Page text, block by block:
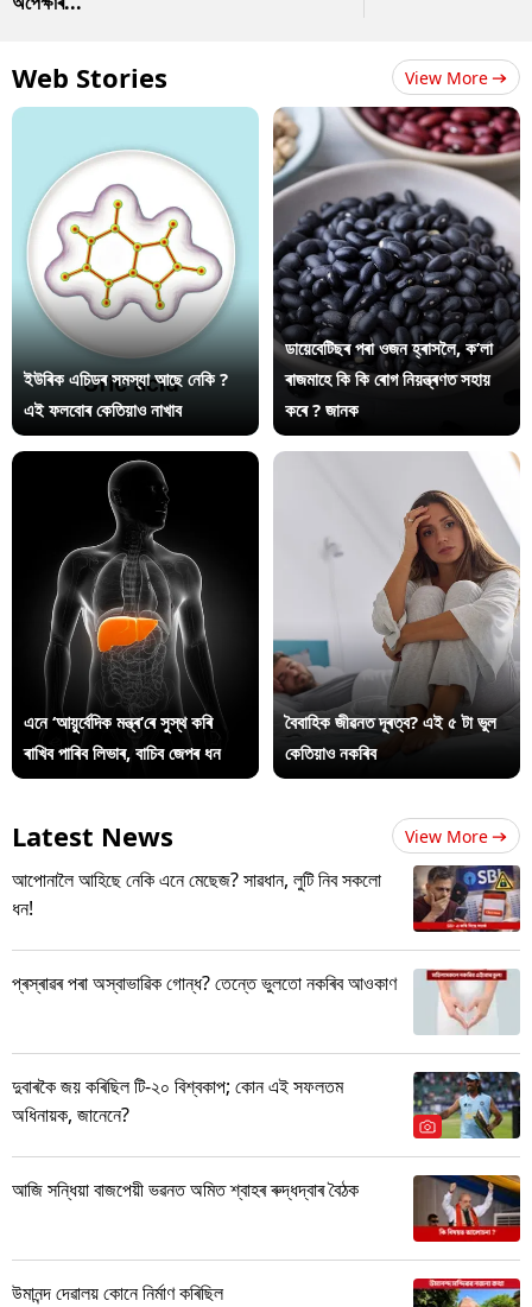
Web Stories View More
ইউৰিক এচিডৰ সমস্যা আছে নেকি ?
এই ফলবোৰ কেতিয়াও নাখাব
ডায়েবেটিছৰ পৰা ওজন হ্ৰাসলৈ, ক’লা
ৰাজমাহে কি কি ৰোগ নিয়ন্ত্ৰণত সহায়
কৰে ? জানক
এনে ‘আয়ুৰ্বেদিক মন্ত্ৰ’ৰে সুস্থ কৰি
ৰাখিব পাৰিব লিভাৰ, বাচিব জেপৰ ধন
বৈবাহিক জীৱনত দূৰত্ব? এই ৫ টা ভুল
কেতিয়াও নকৰিব
Latest News View More
আপোনালৈ আহিছে নেকি এনে মেছেজ? সাৱধান, লুটি নিব সকলো
ধন!
প্ৰস্ৰাৱৰ পৰা অস্বাভাৱিক গোন্ধ? তেন্তে ভুলতো নকৰিব আওকাণ
দুবাৰকৈ জয় কৰিছিল টি-২০ বিশ্বকাপ; কোন এই সফলতম
অধিনায়ক, জানেনে?
আজি সন্ধিয়া বাজপেয়ী ভৱনত অমিত শ্বাহৰ ৰুদ্ধদ্বাৰ বৈঠক
উমানন্দ দেৱালয় কোনে নিৰ্মাণ কৰিছিল